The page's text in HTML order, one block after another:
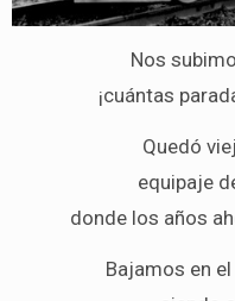
Nos
¡cuántas
Quedó
equipaje
donde los años
Bajamos en